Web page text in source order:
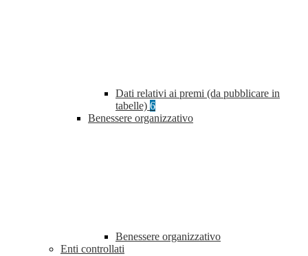
Dati relativi ai premi (da pubblicare in
tabelle) 6
Benessere organizzativo
Benessere organizzativo
Enti controllati